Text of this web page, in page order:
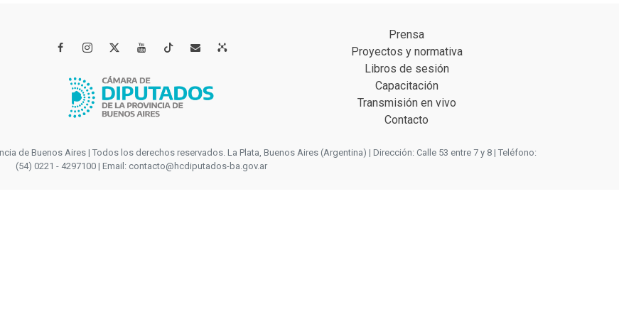
   
Prensa
Proyectos y normativa
Libros de sesión
Capacitación
Transmisión en vivo
Contacto
de Buenos Aires | Todos los derechos reservados. La Plata, Buenos Aires (Argentina) | Dirección: Calle 53 entre 7 y 8 | Teléfono:
(54) 0221 - 4297100 | Email: contacto@hcdiputados-ba.gov.ar